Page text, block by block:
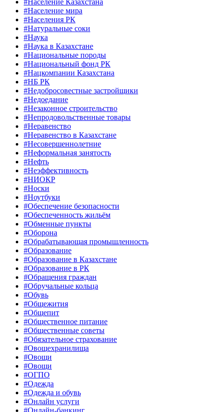
#Население Казахстана
#Население мира
#Населения РК
#Натуральные соки
#Наука
#Наука в Казахстане
#Национальные породы
#Национальный фонд РК
#Нацкомпании Казахстана
#НБ РК
#Недобросовестные застройщики
#Недоедание
#Незаконное строительство
#Непродовольственные товары
#Неравенство
#Неравенство в Казахстане
#Несовершеннолетние
#Неформальная занятость
#Нефть
#Неэффективность
#НИОКР
#Носки
#Ноутбуки
#Обеспечение безопасности
#Обеспеченность жильём
#Обменные пункты
#Оборона
#Обрабатывающая промышленность
#Образование
#Образование в Казахстане
#Образование в РК
#Обращения граждан
#Обручальные кольца
#Обувь
#Общежития
#Общепит
#Общественное питание
#Общественные советы
#Обязательное страхование
#Овощехранилища
#Овощи
#Овощи
#ОГПО
#Одежда
#Одежда и обувь
#Онлайн услуги